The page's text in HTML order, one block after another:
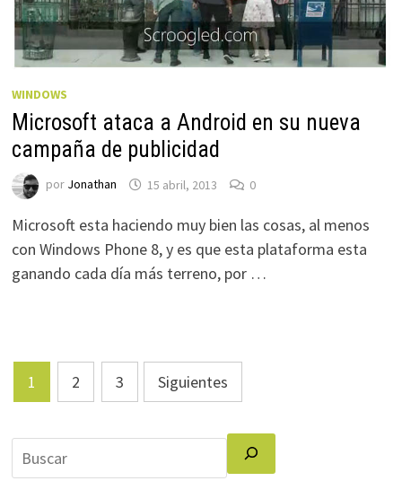
WINDOWS
Microsoft ataca a Android en su nueva
campaña de publicidad
por Jonathan 15 abril, 2013 0
Microsoft esta haciendo muy bien las cosas, al menos
con Windows Phone 8, y es que esta plataforma esta
ganando cada día más terreno, por …
Paginación
de
entradas
1 2 3 Siguientes